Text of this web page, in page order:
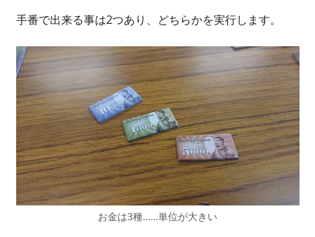
手番で出来る事は2つあり、どちらかを実行します。
お金は3種……単位が大きい